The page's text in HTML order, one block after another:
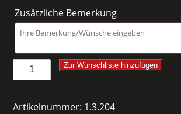
Zusätzliche Bemerkung
Hocker
Stockholm
Zur Wunschliste hinzufügen
Artikelnummer: 1.3.204